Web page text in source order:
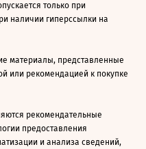
только при
наличии гиперссылки на
материалы, представленные
или рекомендацией к покупке
рекомендательные
предоставления
и анализа сведений,